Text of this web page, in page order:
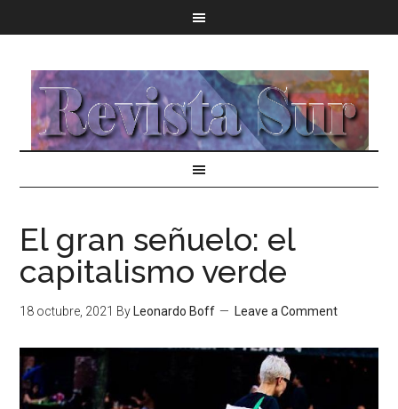
El gran señuelo: el
capitalismo verde
18 octubre, 2021 By Leonardo Boff Leave a Comment